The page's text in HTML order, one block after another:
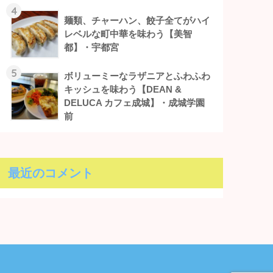
4
麺類、チャーハン、餃子全てがハイ
レベルな町中華を味わう【美智
都】・宇都宮
5
ボリューミーなラザニアとふわふわ
キッシュを味わう【DEAN &
DELUCA カフェ成城】・成城学園
前
最近のコメント